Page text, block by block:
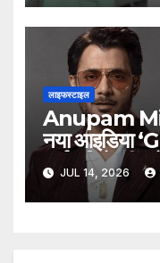
लाइफस्टाइल
Anupam
नया आइडिया
कर्मचारियों की
प्लेटफॉर्म का
JUL 14, 2026